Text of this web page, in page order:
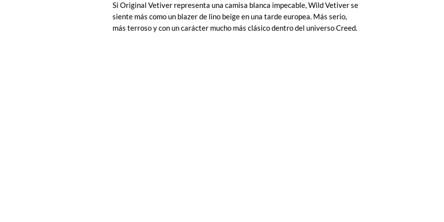
Si Original Vetiver representa una camisa blanca impecable, Wild Vetiver se
siente más como un blazer de lino beige en una tarde europea. Más serio,
más terroso y con un carácter mucho más clásico dentro del universo Creed.